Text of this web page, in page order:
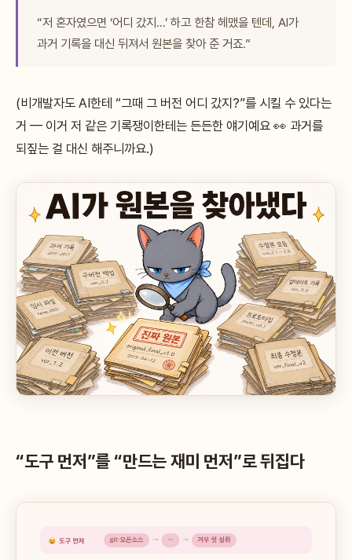
“저 혼자였으면 ‘어디 갔지…’ 하고 한참 헤맸을 텐데, AI가
과거 기록을 대신 뒤져서 원본을 찾아 준 거죠.”
(비개발자도 AI한테 “그때 그 버전 어디 갔지?”를 시킬 수 있다는
거 — 이거 저 같은 기록쟁이한테는 든든한 얘기예요 👀 과거를
되짚는 걸 대신 해주니까요.)
“도구 먼저”를 “만드는 재미 먼저”로 뒤집다